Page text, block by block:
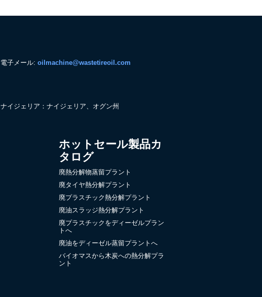
電子メール: oilmachine@wastetireoil.com
ナイジェリア：ナイジェリア、オグン州
ホットセール製品カ
タログ
廃熱分解物蒸留プラント
廃タイヤ熱分解プラント
廃プラスチック熱分解プラント
廃油スラッジ熱分解プラント
廃プラスチックをディーゼルプラン
トへ
廃油をディーゼル蒸留プラントへ
バイオマスから木炭への熱分解プラ
ント